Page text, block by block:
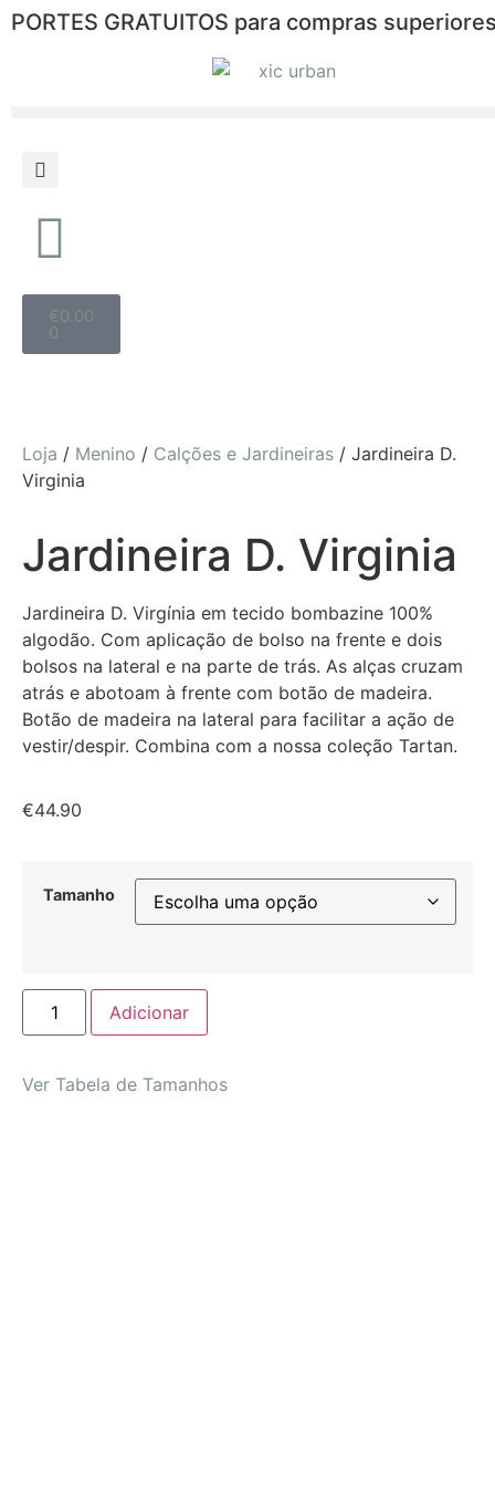
PORTES GRATUITOS para compras
€0.00
0
Loja / Menino / Calções e Jardineiras / Jardineira D.
Virginia
Jardineira D. Virginia
Jardineira D. Virgínia em tecido bombazine 100%
algodão. Com aplicação de bolso na frente e dois
bolsos na lateral e na parte de trás. As alças cruzam
atrás e abotoam à frente com botão de madeira.
Botão de madeira na lateral para facilitar a ação de
vestir/despir. Combina com a nossa coleção Tartan.
€44.90
Tamanho
Adicionar
Ver Tabela de Tamanhos